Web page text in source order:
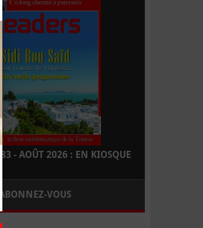
- AOÛT 2026 : EN KIOSQUE
ABONNEZ-VOUS